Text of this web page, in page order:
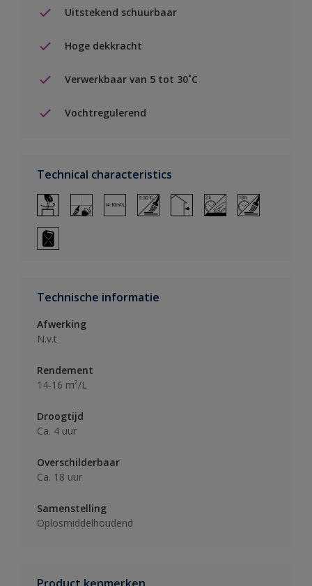
Uitstekend schuurbaar
Hoge dekkracht
Verwerkbaar van 5 tot 30˚C
Vochtregulerend
Technical characteristics
Technische informatie
Afwerking
N.v.t
Rendement
14-16 m²/L
Droogtijd
Ca. 4 uur
Overschilderbaar
Ca. 18 uur
Samenstelling
Oplosmiddelhoudend